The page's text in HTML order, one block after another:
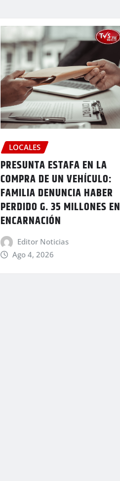
LOCALES
PRESUNTA ESTAFA EN LA
COMPRA DE UN VEHÍCULO:
FAMILIA DENUNCIA HABER
PERDIDO G. 35 MILLONES EN
ENCARNACIÓN
Editor Noticias
Ago 4, 2026